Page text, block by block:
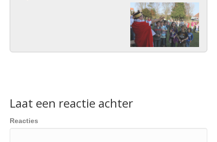
Laat een reactie achter
Reacties